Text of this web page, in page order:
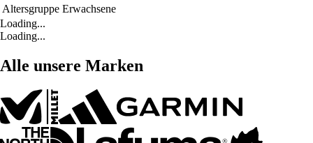
Altersgruppe Erwachsene
Loading...
Loading...
Alle unsere Marken